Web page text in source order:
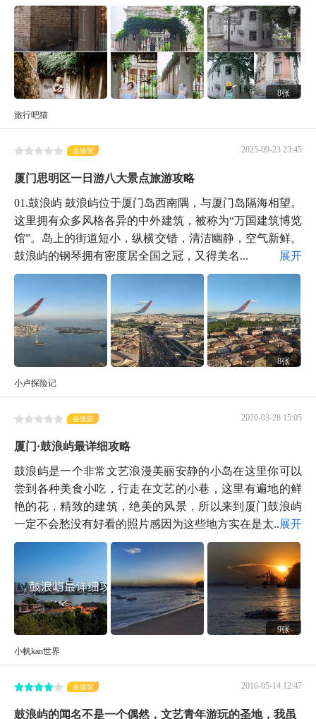
8张
旅行吧猫
2025-09-23 23:45
金骆驼
厦门思明区一日游八大景点旅游攻略
01.鼓浪屿 鼓浪屿位于厦门岛西南隅，与厦门岛隔海相望。
这里拥有众多风格各异的中外建筑，被称为“万国建筑博览
馆”。岛上的街道短小，纵横交错，清洁幽静，空气新鲜。
鼓浪屿的钢琴拥有密度居全国之冠，又得美名...
展开
8张
小卢探险记
2020-03-28 15:05
金骆驼
厦门·鼓浪屿最详细攻略
鼓浪屿是一个非常文艺浪漫美丽安静的小岛在这里你可以
尝到各种美食小吃，行走在文艺的小巷，这里有遍地的鲜
艳的花，精致的建筑，绝美的风景，所以来到厦门鼓浪屿
一定不会愁没有好看的照片感因为这些地方实在是太...展开
9张
小帆kan世界
2016-05-14 12:47
金骆驼
鼓浪屿的闻名不是一个偶然，文艺青年游玩的圣地，我虽